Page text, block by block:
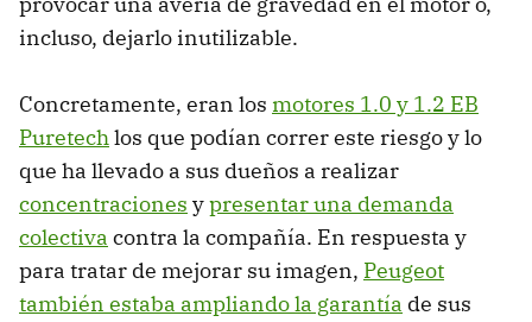
incluso, dejarlo inutilizable.
Concretamente, eran los motores 1.0 y 1.2 EB
Puretechlos que podían correr este riesgo y lo
que ha llevado a sus dueños a realizar
concentraciones ypresentar una demanda
colectiva contra la compañía. En respuesta y
para tratar de mejorar su imagen, Peugeot
también estaba ampliando la garantía de sus